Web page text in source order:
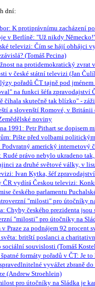
dní:
K protiprávnímu zacházení
v Berlíně: "Už nikdy
televizi: Čím se hájí obhájci
(Tomáš Pecina)
na protidemokratický zvrat
v české státní televizi (Jan
pořadů ČT tajně pod jménem
na funkci šéfa zpravodajství
číhala skutečně tak blízko" -
a slovenští Romové, v Británii
noviny
1991: Petr Pithart se
Pište před volbami
Podvratný americký internetový
Rudé právo nebylo ukradeno
za druhé světové války, v
Ivan Kytka, šéf
ČR vydírá Českou televizi:
českého parlamentu
"milosti" pro útočníky
Chyby českého prezidenta
"milosti" pro útočníky na
Praze za podnájem 92 procent
britští poslanci a
sociální souvislosti (Tomáš
formáty pořadů v ČT: Je
vyvážet zbraně
(Andrew Stroehlein)
pro útočníky na Sládka je